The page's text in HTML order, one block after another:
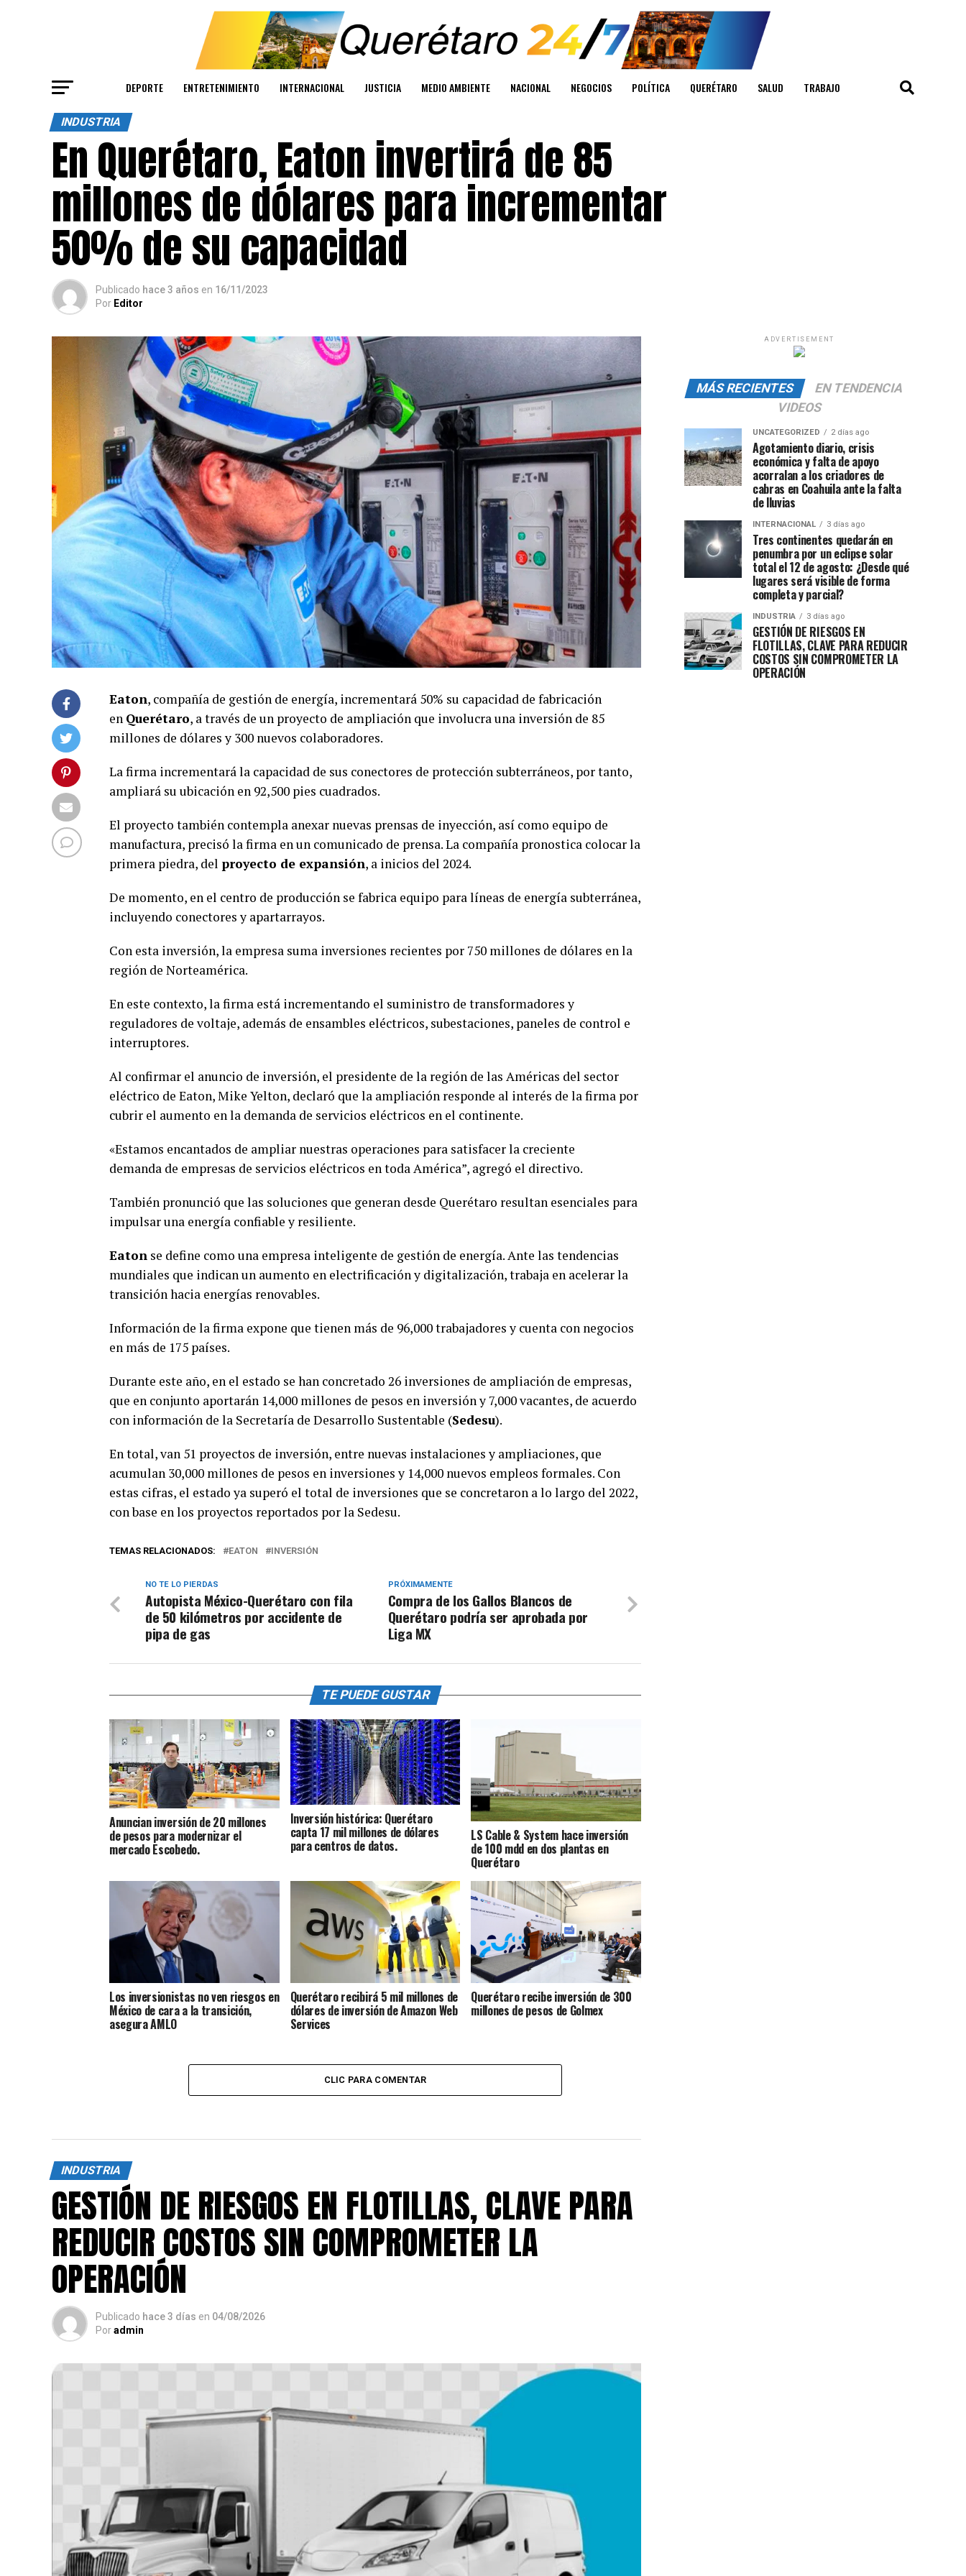
DEPORTE ENTRETENIMIENTO INTERNACIONAL JUSTICIA MEDIO AMBIENTE NACIONAL NEGOCIOS POLÍTICA QUERÉTARO SALUD TRABAJO
INDUSTRIA
En Querétaro, Eaton invertirá de 85
millones de dólares para incrementar
50% de su capacidad
Publicado hace 3 años en 16/11/2023
Por Editor
Eaton, compañía de gestión de energía, incrementará 50% su capacidad de fabricación
en Querétaro, a través de un proyecto de ampliación que involucra una inversión de 85
millones de dólares y 300 nuevos colaboradores.
La firma incrementará la capacidad de sus conectores de protección subterráneos, por tanto,
ampliará su ubicación en 92,500 pies cuadrados.
El proyecto también contempla anexar nuevas prensas de inyección, así como equipo de
manufactura, precisó la firma en un comunicado de prensa. La compañía pronostica colocar la
primera piedra, del proyecto de expansión, a inicios del 2024.
De momento, en el centro de producción se fabrica equipo para líneas de energía subterránea,
incluyendo conectores y apartarrayos.
Con esta inversión, la empresa suma inversiones recientes por 750 millones de dólares en la
región de Norteamérica.
En este contexto, la firma está incrementando el suministro de transformadores y
reguladores de voltaje, además de ensambles eléctricos, subestaciones, paneles de control e
interruptores.
Al confirmar el anuncio de inversión, el presidente de la región de las Américas del sector
eléctrico de Eaton, Mike Yelton, declaró que la ampliación responde al interés de la firma por
cubrir el aumento en la demanda de servicios eléctricos en el continente.
«Estamos encantados de ampliar nuestras operaciones para satisfacer la creciente
demanda de empresas de servicios eléctricos en toda América”, agregó el directivo.
También pronunció que las soluciones que generan desde Querétaro resultan esenciales para
impulsar una energía confiable y resiliente.
Eaton se define como una empresa inteligente de gestión de energía. Ante las tendencias
mundiales que indican un aumento en electrificación y digitalización, trabaja en acelerar la
transición hacia energías renovables.
Información de la firma expone que tienen más de 96,000 trabajadores y cuenta con negocios
en más de 175 países.
Durante este año, en el estado se han concretado 26 inversiones de ampliación de empresas,
que en conjunto aportarán 14,000 millones de pesos en inversión y 7,000 vacantes, de acuerdo
con información de la Secretaría de Desarrollo Sustentable (Sedesu).
En total, van 51 proyectos de inversión, entre nuevas instalaciones y ampliaciones, que
acumulan 30,000 millones de pesos en inversiones y 14,000 nuevos empleos formales. Con
estas cifras, el estado ya superó el total de inversiones que se concretaron a lo largo del 2022,
con base en los proyectos reportados por la Sedesu.
TEMAS RELACIONADOS: EATON INVERSIÓN
PRÓXIMAMENTE
Compra de los Gallos Blancos de
Querétaro podría ser aprobada por
Liga MX
NO TE LO PIERDAS
Autopista México-Querétaro con fila
de 50 kilómetros por accidente de
pipa de gas
TE PUEDE GUSTAR
Anuncian inversión de 20 millones
de pesos para modernizar el
mercado Escobedo.
Inversión histórica: Querétaro
capta 17 mil millones de dólares
para centros de datos.
LS Cable & System hace inversión
de 100 mdd en dos plantas en
Querétaro
Los inversionistas no ven riesgos en
México de cara a la transición,
asegura AMLO
Querétaro recibirá 5 mil millones de
dólares de inversión de Amazon Web
Services
Querétaro recibe inversión de 300
millones de pesos de Golmex
CLIC PARA COMENTAR
INDUSTRIA
GESTIÓN DE RIESGOS EN FLOTILLAS, CLAVE PARA
REDUCIR COSTOS SIN COMPROMETER LA
OPERACIÓN
Publicado hace 3 días en 04/08/2026
Poradmin
ADVERTISEMENT
MÁS RECIENTES
EN TENDENCIA
VIDEOS
UNCATEGORIZED 2 días ago
Agotamiento diario, crisis
económica y falta de apoyo
acorralan a los criadores de
cabras en Coahuila ante la falta
de lluvias
INTERNACIONAL 3 días ago
Tres continentes quedarán en
penumbra por un eclipse solar
total el 12 de agosto: ¿Desde qué
lugares será visible de forma
completa y parcial?
INDUSTRIA 3 días ago
GESTIÓN DE RIESGOS EN
FLOTILLAS, CLAVE PARA REDUCIR
COSTOS SIN COMPROMETER LA
OPERACIÓN